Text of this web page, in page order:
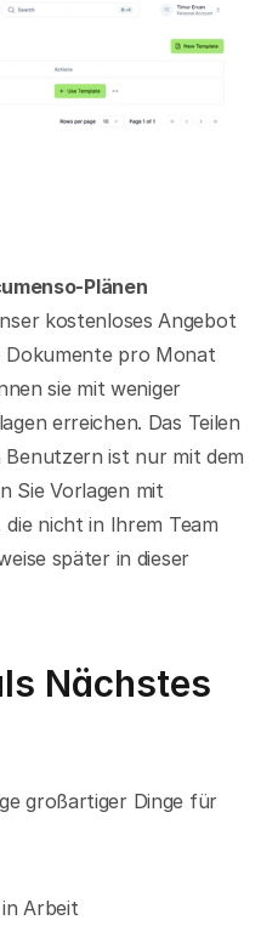
Plänen
kostenloses Angebot
Dokumente pro Monat
sie mit weniger
erreichen. Das Teilen
ist nur mit dem
Sie Vorlagen mit
nicht in Ihrem Team
später in dieser
Nächstes
großartiger Dinge für
Arbeit